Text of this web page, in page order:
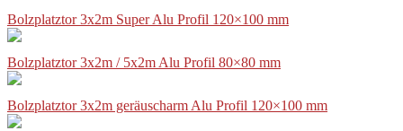
Bolzplatztor 3x2m Super Alu Profil 120×100 mm
Bolzplatztor 3x2m / 5x2m Alu Profil 80×80 mm
Bolzplatztor 3x2m geräuscharm Alu Profil 120×100 mm